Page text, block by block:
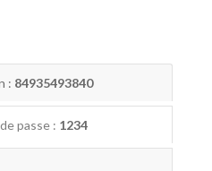
: 84935493840
passe : 1234